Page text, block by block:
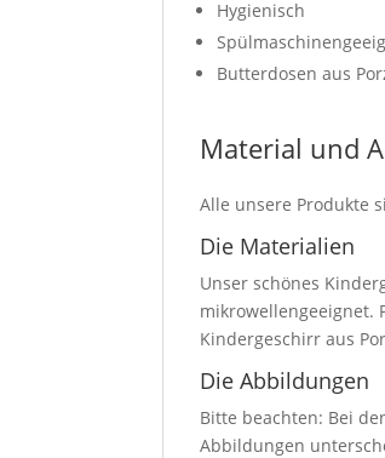
Hygienisch
Butterdosen aus
Material und
Alle unsere Produkte
Die Materialien
Unser schönes
mikrowellengeeignet.
Kindergeschirr aus
Die Abbildungen
Bitte beachten: Bei
Abbildungen